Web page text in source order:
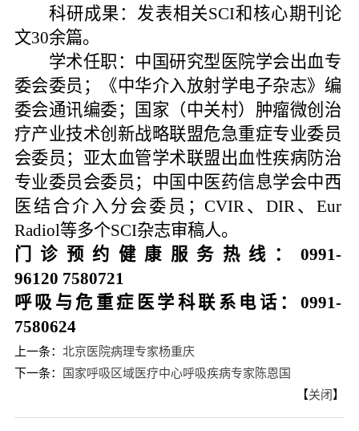
科研成果：发表相关SCI和核心期刊论
文30余篇。
学术任职： 中国研究型医院学会出血专
委会委员；《中华介入放射学电子杂志》编
委会通讯编委；国家（中关村）肿瘤微创治
疗产业技术创新战略联盟危急重症专业委员
会委员；亚太血管学术联盟出血性疾病防治
专业委员会委员；中国中医药信息学会中西
医结合介入分会委员； CVIR、DIR、Eur
Radiol等多个SCI杂志审稿人。
门诊预约健康服务热线： 0991-
96120 7580721
呼吸与危重症医学科联系电话： 0991-
7580624
上一条： 北京医院病理专家杨重庆
下一条： 国家呼吸区域医疗中心呼吸疾病专家陈恩国
【关闭】